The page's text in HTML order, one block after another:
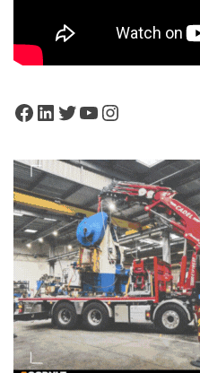
Facebook
LinkedIn
Twitter
YouTube
Instagram